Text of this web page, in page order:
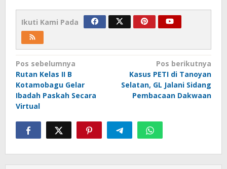
Ikuti Kami Pada
Navigasi
pos
Pos sebelumnya
Rutan Kelas II B
Kotamobagu Gelar
Ibadah Paskah Secara
Virtual
Pos berikutnya
Kasus PETI di Tanoyan
Selatan, GL Jalani Sidang
Pembacaan Dakwaan